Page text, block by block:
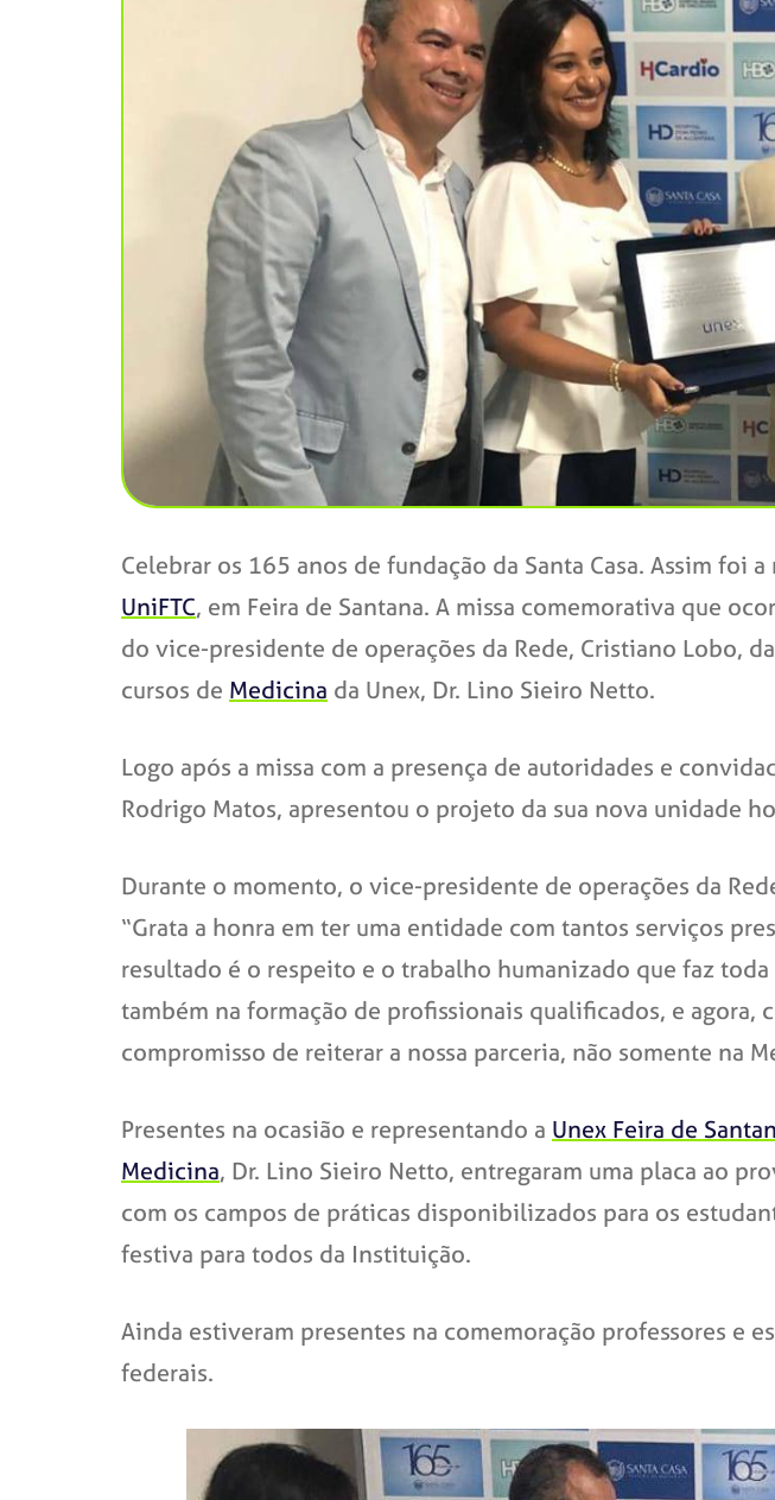
Celebrar os 165 anos de fundação da Santa Casa. Assim foi
UniFTC, em Feira de Santana. A missa comemorativa que
do vice-presidente de operações da Rede, Cristiano Lobo,
cursos de Medicina da Unex, Dr. Lino Sieiro Netto.
Logo após a missa com a presença de autoridades e
Rodrigo Matos, apresentou o projeto da sua nova unidade
Durante o momento, o vice-presidente de operações da
“Grata a honra em ter uma entidade com tantos serviços
resultado é o respeito e o trabalho humanizado que faz toda
também na formação de profissionais qualificados, e
compromisso de reiterar a nossa parceria, não somente na
Presentes na ocasião e representando a Unex Feira de
Medicina, Dr. Lino Sieiro Netto, entregaram uma placa ao
com os campos de práticas disponibilizados para os
festiva para todos da Instituição.
Ainda estiveram presentes na comemoração professores e
federais.